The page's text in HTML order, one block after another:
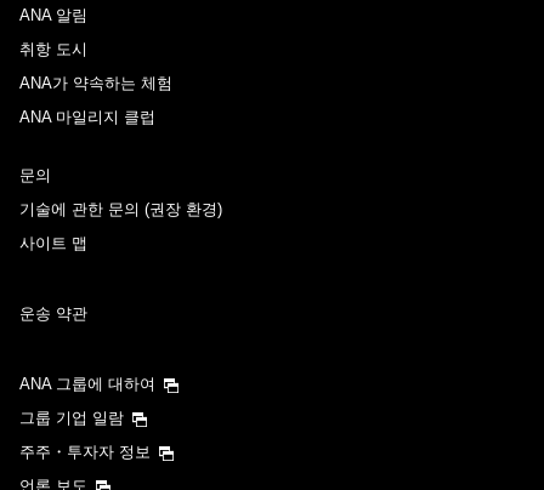
시간 지정하지 않음
시간 지정하지 않음
경유지 및 환승 소요 시간을 추가하기
ANA 알림
취항 도시
ANA가 약속하는 체험
ANA 마일리지 클럽
문의
기술에 관한 문의 (권장 환경)
사이트 맵
운송 약관
ANA 그룹에 대하여
그룹 기업 일람
주주・투자자 정보
언론 보도